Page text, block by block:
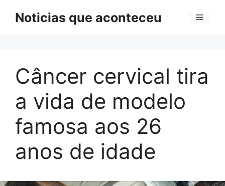
Noticias que aconteceu Menu
Câncer cervical tira
a vida de modelo
famosa aos 26
anos de idade